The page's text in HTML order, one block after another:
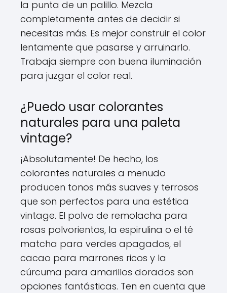
la punta de un palillo. Mezcla
completamente antes de decidir si
necesitas más. Es mejor construir el color
lentamente que pasarse y arruinarlo.
Trabaja siempre con buena iluminación
para juzgar el color real.
¿Puedo usar colorantes
naturales para una paleta
vintage?
¡Absolutamente! De hecho, los
colorantes naturales a menudo
producen tonos más suaves y terrosos
que son perfectos para una estética
vintage. El polvo de remolacha para
rosas polvorientos, la espirulina o el té
matcha para verdes apagados, el
cacao para marrones ricos y la
cúrcuma para amarillos dorados son
opciones fantásticas. Ten en cuenta que